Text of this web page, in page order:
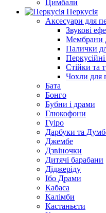
Цимбали
Перкусія
Аксесуари для
Звукові
Мембрани
Палички
Стійки та
Чохли для
Бата
Бонго
Бубни і драми
Глюкофони
Гуіро
Дарбуки та
Джембе
Дзвіночки
Дитячі барабани
Діджеріду
Ібо Драми
Кабаса
Калімби
Кастаньєти